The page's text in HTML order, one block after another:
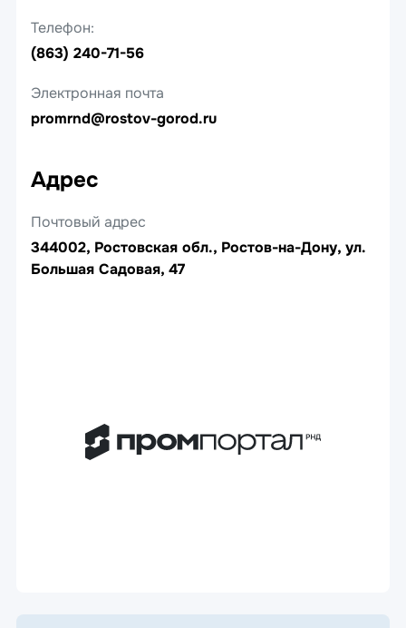
Телефон:
(863) 240-71-56
Электронная почта
promrnd@rostov-gorod.ru
Адрес
Почтовый адрес
344002, Ростовская обл., Ростов-на-Дону, ул.
Большая Садовая, 47